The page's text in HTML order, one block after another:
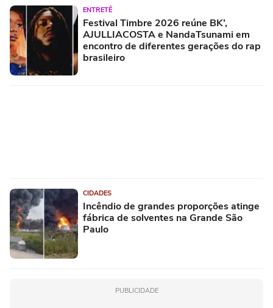
ENTRETÊ
Festival Timbre 2026 reúne BK’,
AJULLIACOSTA e NandaTsunami em
encontro de diferentes gerações do rap
brasileiro
CIDADES
Incêndio de grandes proporções atinge
fábrica de solventes na Grande São
Paulo
PUBLICIDADE